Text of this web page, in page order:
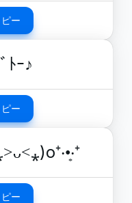
ピー
ﾄｰ♪
ピー
ピー